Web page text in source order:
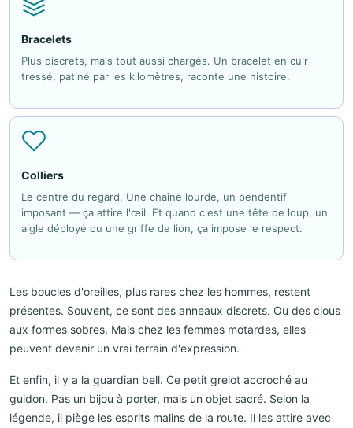
Bracelets
Plus discrets, mais tout aussi chargés. Un bracelet en cuir
tressé, patiné par les kilomètres, raconte une histoire.
Colliers
Le centre du regard. Une chaîne lourde, un pendentif
imposant — ça attire l'œil. Et quand c'est une tête de loup, un
aigle déployé ou une griffe de lion, ça impose le respect.
Les boucles d'oreilles, plus rares chez les hommes, restent
présentes. Souvent, ce sont des anneaux discrets. Ou des clous
aux formes sobres. Mais chez les femmes motardes, elles
peuvent devenir un vrai terrain d'expression.
Et enfin, il y a la guardian bell. Ce petit grelot accroché au
guidon. Pas un bijou à porter, mais un objet sacré. Selon la
légende, il piège les esprits malins de la route. Il les attire avec